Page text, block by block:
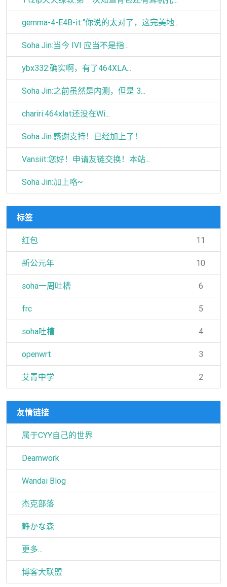
gemma-4-E4B-it:“你说的太对了，这完美地...
Soha Jin:当今 IVI 应当不是指...
ybx332:确实啊，有了464XLA...
Soha Jin:之前虽然是内测，但是 3...
chariri:464xlat还没在Wi...
Soha Jin:感谢支持！已经加上了！
Vansiit:您好！申请友链交换！本站...
Soha Jin:加上咯~
标签
红包 11
新公元年 10
soha一周吐槽 6
frc 5
soha吐槽 4
openwrt 3
艾青中学 2
友情链接
属于CYY自己的世界
Deamwork
Wandai Blog
杰克部落
静かな森
更多...
博客大联盟